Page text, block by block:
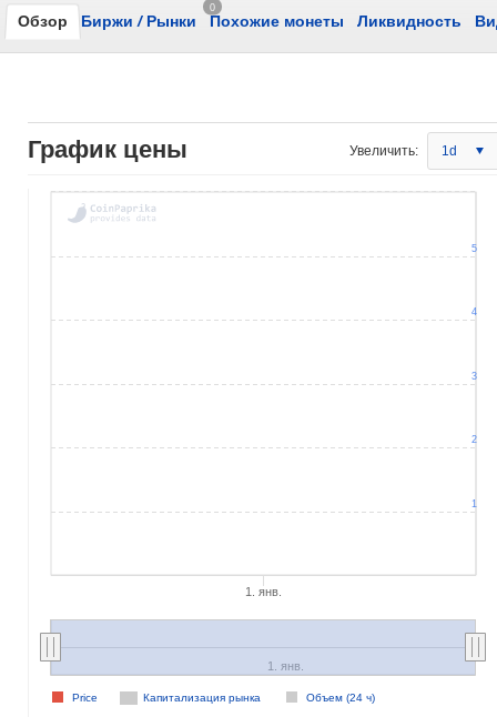
Обзор Биржи /Рынки
0
Похожие монеты Ликвидность
График цены Увеличить: 1d
1. янв.
Капитализация рынка Объем (24 ч)
Price
1. янв.
1
2
3
4
5